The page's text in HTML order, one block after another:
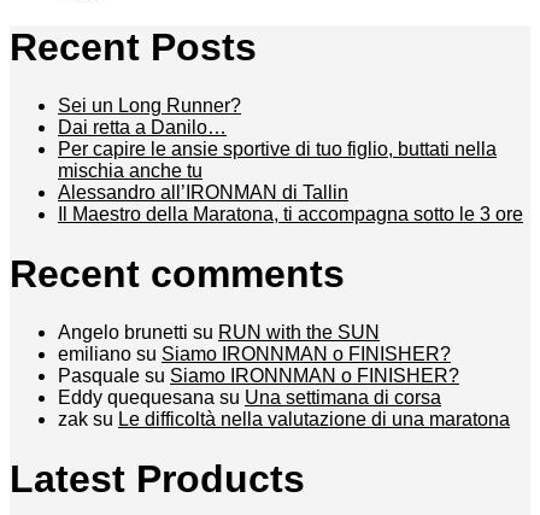
Recent Posts
Sei un Long Runner?
Dai retta a Danilo…
Per capire le ansie sportive di tuo figlio, buttati nella
mischia anche tu
Alessandro all’IRONMAN di Tallin
Il Maestro della Maratona, ti accompagna sotto le 3 ore
Recent comments
Angelo brunetti su RUN with the SUN
emiliano su Siamo IRONNMAN o FINISHER?
Pasquale su Siamo IRONNMAN o FINISHER?
Eddy quequesana su Una settimana di corsa
zak su Le difficoltà nella valutazione di una maratona
Latest Products